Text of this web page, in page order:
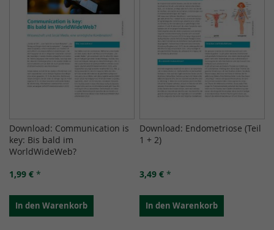
Download: Communication is
key: Bis bald im
WorldWideWeb?
1,99 € *
In den Warenkorb
Download: Endometriose (Teil
1 + 2)
3,49 € *
In den Warenkorb